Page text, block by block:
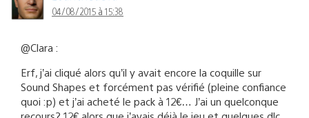
04/08/2015 à 15:38
@Clara :
Erf, j’ai cliqué alors qu’il y avait encore la coquille sur
Sound Shapes et forcément pas vérifié (pleine confiance
quoi :p) et j’ai acheté le pack à 12€… J’ai un quelconque